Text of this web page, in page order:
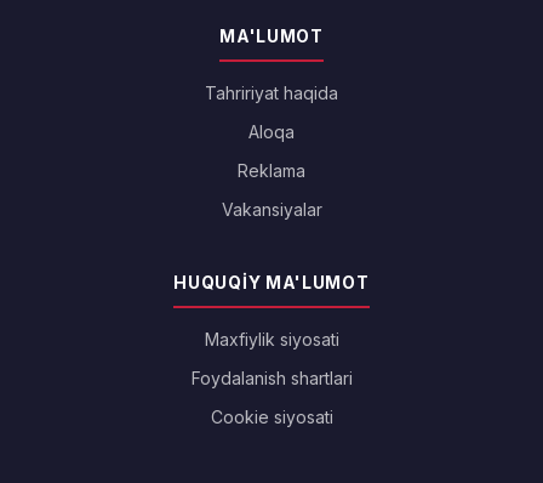
MA'LUMOT
Tahririyat haqida
Aloqa
Reklama
Vakansiyalar
HUQUQIY MA'LUMOT
Maxfiylik siyosati
Foydalanish shartlari
Cookie siyosati